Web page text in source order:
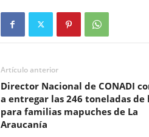
Artículo anterior
Director Nacional de CONADI
a entregar las 246 toneladas de
para familias mapuches de La
Araucanía